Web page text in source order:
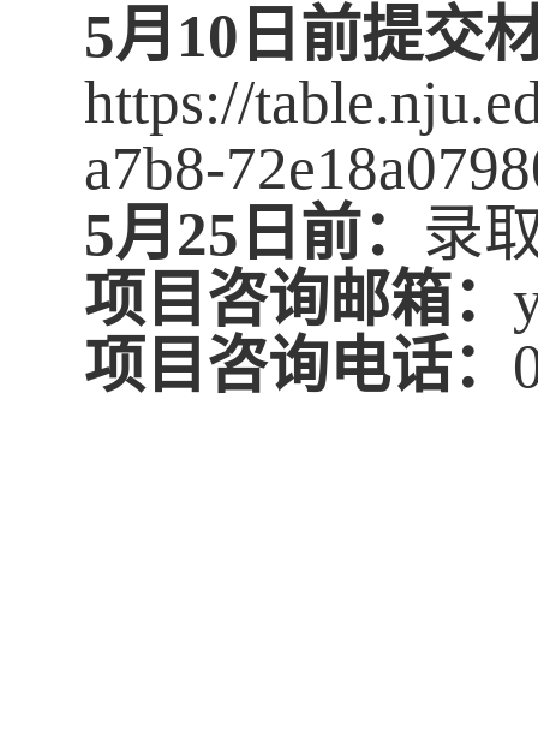
5月 10 日 前提交
https://
a7b8-
5月 25 日 前： 录
项目 咨询邮箱：
项目咨询电话：